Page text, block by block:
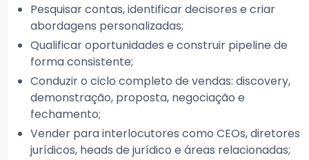
Pesquisar contas, identificar decisores e criar
abordagens personalizadas;
Qualificar oportunidades e construir pipeline de
forma consistente;
Conduzir o ciclo completo de vendas: discovery,
demonstração, proposta, negociação e
fechamento;
Vender para interlocutores como CEOs, diretores
jurídicos, heads de jurídico e áreas relacionadas;